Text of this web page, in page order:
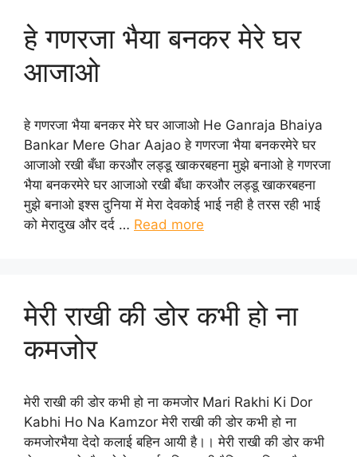
हे गणरजा भैया बनकर मेरे घर
आजाओ
हे गणरजा भैया बनकर मेरे घर आजाओ He Ganraja Bhaiya
Bankar Mere Ghar Aajao हे गणरजा भैया बनकरमेरे घर
आजाओ रखी बँधा करऔर लड्डू खाकरबहना मुझे बनाओ हे गणरजा
भैया बनकरमेरे घर आजाओ रखी बँधा करऔर लड्डू खाकरबहना
मुझे बनाओ इश्स दुनिया में मेरा देवकोई भाई नही है तरस रही भाई
को मेरादुख और दर्द … Read more
मेरी राखी की डोर कभी हो ना
कमजोर
मेरी राखी की डोर कभी हो ना कमजोर Mari Rakhi Ki Dor
Kabhi Ho Na Kamzor मेरी राखी की डोर कभी हो ना
कमजोरभैया देदो कलाई बहिन आयी है।। मेरी राखी की डोर कभी